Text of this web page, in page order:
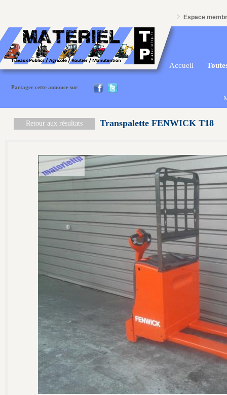
Espace
Accueil
Partager cette annonce sur
Retour aux résultats Transpalette FENWICK T18